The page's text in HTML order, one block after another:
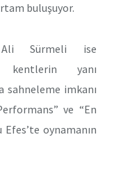
buluşuyor.
Ali Sürmeli ise
kentlerin yanı
sahneleme imkanı
ve “En
oynamanın